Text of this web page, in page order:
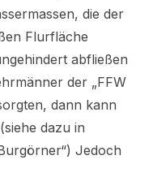
die der
Flurfläche
abfließen
der „FFW
dann kann
dazu in
Jedoch